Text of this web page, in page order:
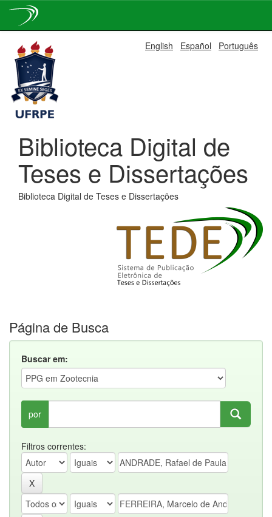
navigation
English Español Português
Biblioteca Digital de
Teses e Dissertações
Biblioteca Digital de Teses e Dissertações
Página de Busca
Buscar em:
por
Filtros correntes: